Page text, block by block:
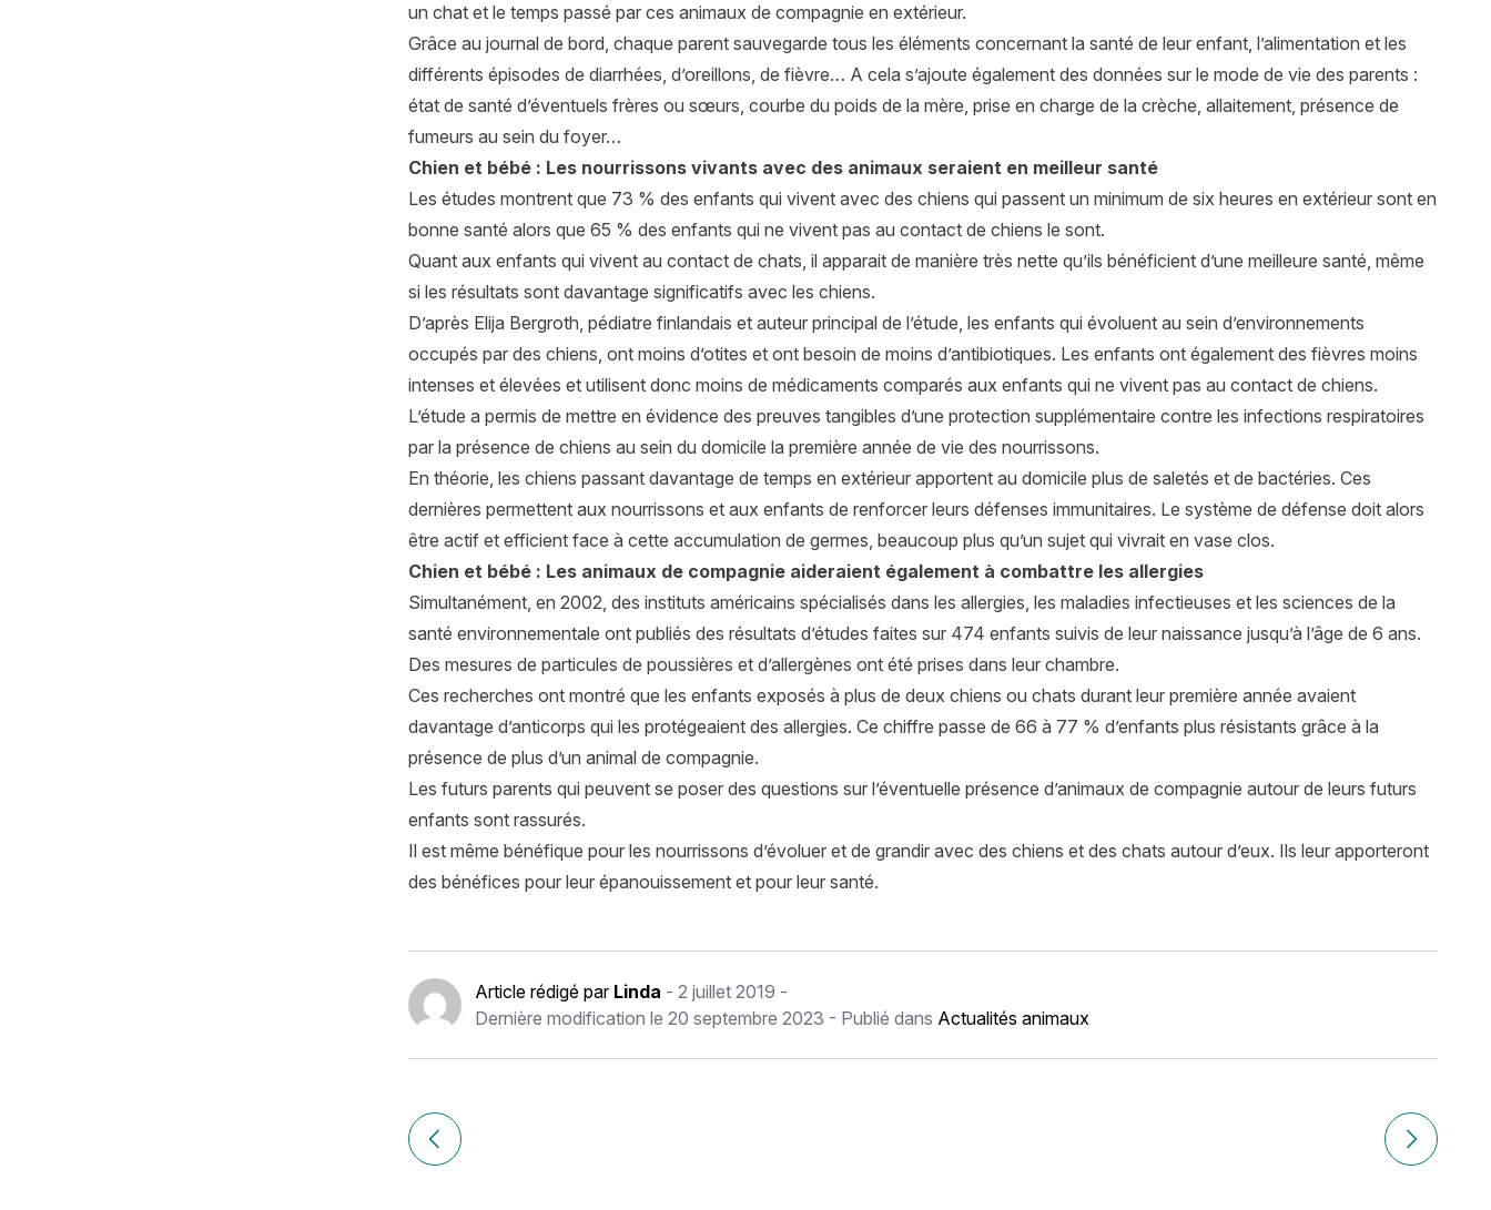
un chat et le temps passé par ces animaux de compagnie en extérieur.
Grâce au journal de bord, chaque parent sauvegarde tous les éléments concernant la santé de leur enfant, l’alimentation et les
différents épisodes de diarrhées, d’oreillons, de fièvre… A cela s’ajoute également des données sur le mode de vie des parents :
état de santé d’éventuels frères ou sœurs, courbe du poids de la mère, prise en charge de la crèche, allaitement, présence de
fumeurs au sein du foyer…
Chien et bébé : Les nourrissons vivants avec des animaux seraient en meilleur santé
Les études montrent que 73 % des enfants qui vivent avec des chiens qui passent un minimum de six heures en extérieur sont en
bonne santé alors que 65 % des enfants qui ne vivent pas au contact de chiens le sont.
Quant aux enfants qui vivent au contact de chats, il apparait de manière très nette qu’ils bénéficient d’une meilleure santé, même
si les résultats sont davantage significatifs avec les chiens.
D’après Elija Bergroth, pédiatre finlandais et auteur principal de l’étude, les enfants qui évoluent au sein d’environnements
occupés par des chiens, ont moins d’otites et ont besoin de moins d’antibiotiques. Les enfants ont également des fièvres moins
intenses et élevées et utilisent donc moins de médicaments comparés aux enfants qui ne vivent pas au contact de chiens.
L’étude a permis de mettre en évidence des preuves tangibles d’une protection supplémentaire contre les infections respiratoires
par la présence de chiens au sein du domicile la première année de vie des nourrissons.
En théorie, les chiens passant davantage de temps en extérieur apportent au domicile plus de saletés et de bactéries. Ces
dernières permettent aux nourrissons et aux enfants de renforcer leurs défenses immunitaires. Le système de défense doit alors
être actif et efficient face à cette accumulation de germes, beaucoup plus qu’un sujet qui vivrait en vase clos.
Chien et bébé : Les animaux de compagnie aideraient également à combattre les allergies
Simultanément, en 2002, des instituts américains spécialisés dans les allergies, les maladies infectieuses et les sciences de la
santé environnementale ont publiés des résultats d’études faites sur 474 enfants suivis de leur naissance jusqu’à l’âge de 6 ans.
Des mesures de particules de poussières et d’allergènes ont été prises dans leur chambre.
Ces recherches ont montré que les enfants exposés à plus de deux chiens ou chats durant leur première année avaient
davantage d’anticorps qui les protégeaient des allergies. Ce chiffre passe de 66 à 77 % d’enfants plus résistants grâce à la
présence de plus d’un animal de compagnie.
Les futurs parents qui peuvent se poser des questions sur l’éventuelle présence d’animaux de compagnie autour de leurs futurs
enfants sont rassurés.
Il est même bénéfique pour les nourrissons d’évoluer et de grandir avec des chiens et des chats autour d’eux. Ils leur apporteront
des bénéfices pour leur épanouissement et pour leur santé.
Article rédigé par Linda - 2 juillet 2019 -
Dernière modification le 20 septembre 2023 - Publié dans Actualités animaux
Navigation
de
Article précédent 7 choses à ne pas dire aux propriétaires d’animaux de compagnie Article